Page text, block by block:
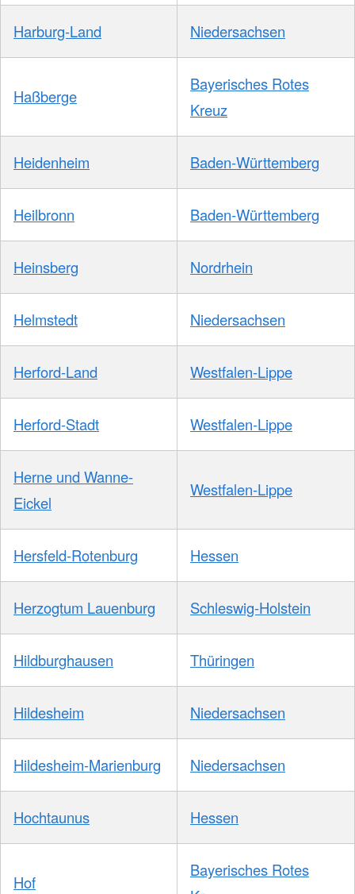
Harburg-Land Niedersachsen
Haßberge
Bayerisches Rotes
Kreuz
Heidenheim Baden-Württemberg
Heilbronn Baden-Württemberg
Heinsberg Nordrhein
Helmstedt Niedersachsen
Herford-Land Westfalen-Lippe
Herford-Stadt Westfalen-Lippe
Herne und Wanne-
Eickel
Westfalen-Lippe
Hersfeld-Rotenburg Hessen
Herzogtum Lauenburg Schleswig-Holstein
Hildburghausen Thüringen
Hildesheim Niedersachsen
Hildesheim-Marienburg Niedersachsen
Hochtaunus Hessen
Hof
Bayerisches Rotes